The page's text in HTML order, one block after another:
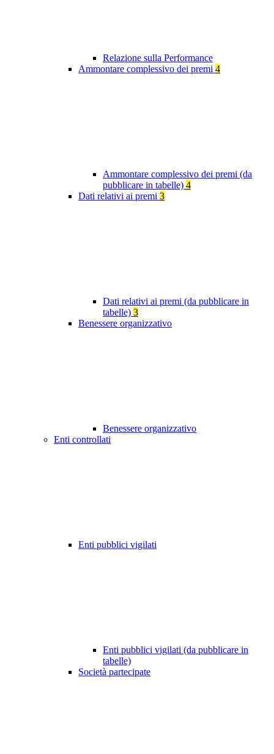
Relazione sulla Performance
Ammontare complessivo dei premi 4
Ammontare complessivo dei premi (da
pubblicare in tabelle) 4
Dati relativi ai premi 3
Dati relativi ai premi (da pubblicare in
tabelle) 3
Benessere organizzativo
Benessere organizzativo
Enti controllati
Enti pubblici vigilati
Enti pubblici vigilati (da pubblicare in
tabelle)
Società partecipate